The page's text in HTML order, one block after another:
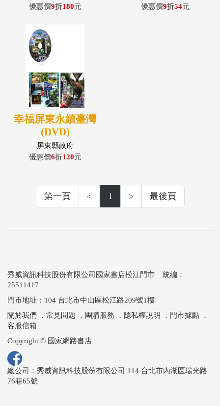
優惠價9折180元
優惠價9折54元
幸福屏東永續臺灣
(DVD)
屏東縣政府
優惠價6折120元
第一頁 < 1 > 最後頁
秀威資訊科技股份有限公司國家書店松江門市 統編：
25511417
門市地址：104 台北市中山區松江路209號1樓
關於我們
． 常見問題 ． 團購服務 ． 隱私權說明 ． 門市據點 ．
客服信箱
Copyright © 國家網路書店
總公司：秀威資訊科技股份有限公司 114 台北市內湖區瑞光路
76巷65號